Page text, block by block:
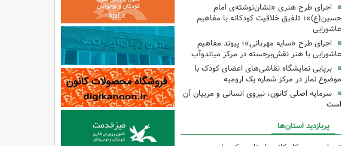
اجرای طرح هنری «نشان‌نوشته‌ی امام
حسین(ع)»؛ تلفیق خلاقیت کودکانه با مفاهیم
عاشورایی
اجرای طرح «سایه مهربانی»؛ پیوند مفاهیم
عاشورایی با هنر نقش‌برجسته در مرکز میاندوآب
برپایی نمایشگاه نقاشی‌های اعضای کودک با
موضوع نماز در مرکز شماره یک ارومیه
سرمایه اصلی کانون، نیروی انسانی و مربیان آن
است
پربازدید استان‌ها